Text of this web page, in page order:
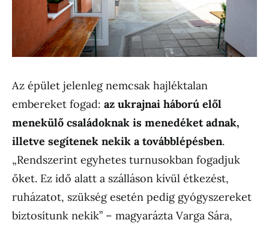
Az épület jelenleg nemcsak hajléktalan
embereket fogad: az ukrajnai háború elől
menekülő családoknak is menedéket adnak,
illetve segítenek nekik a továbblépésben.
„Rendszerint egyhetes turnusokban fogadjuk
őket. Ez idő alatt a szálláson kívül étkezést,
ruházatot, szükség esetén pedig gyógyszereket
biztosítunk nekik” – magyarázta Varga Sára,